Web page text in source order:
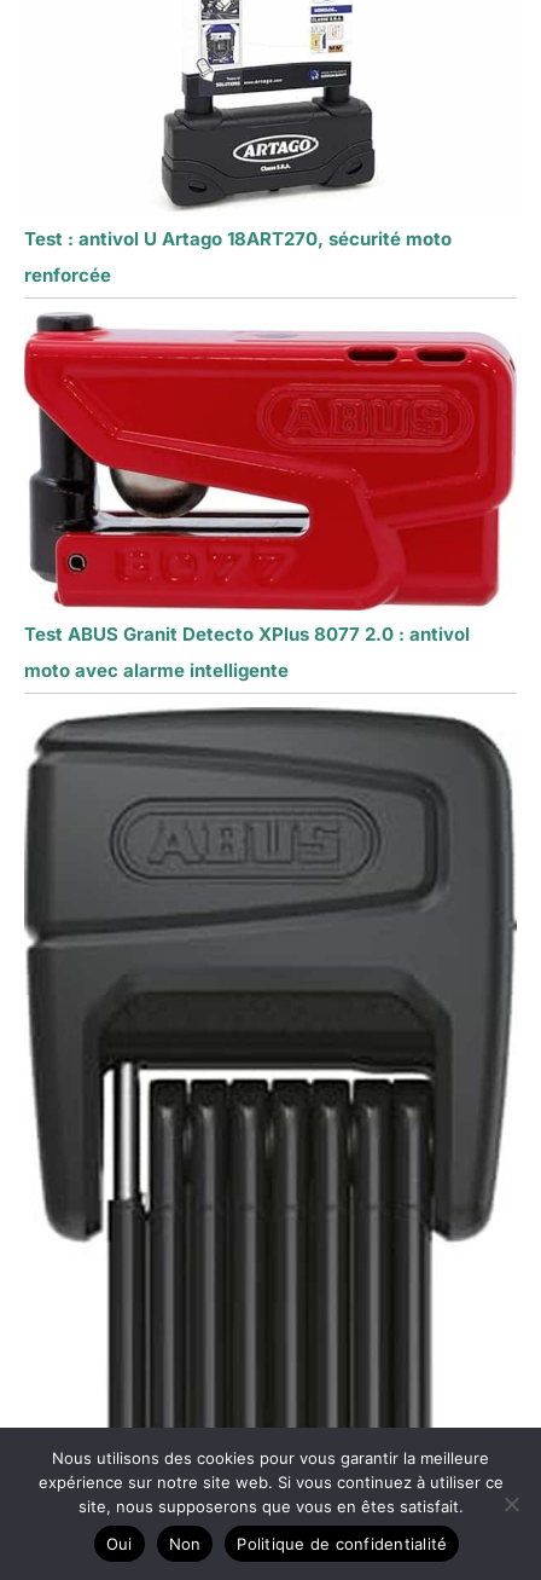
Test : antivol U Artago 18ART270, sécurité moto
renforcée
Test ABUS Granit Detecto XPlus 8077 2.0 : antivol
moto avec alarme intelligente
Nous utilisons des cookies pour vous garantir la meilleure
expérience sur notre site web. Si vous continuez à utiliser ce
site, nous supposerons que vous en êtes satisfait.
Oui
Non Politique de confidentialité